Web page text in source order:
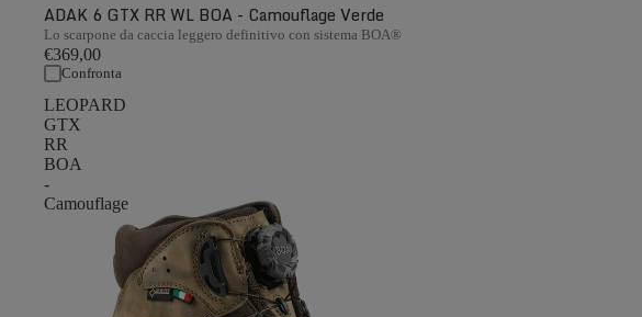
ADAK 6 GTX RR WL BOA - Camouflage Verde
Lo scarpone da caccia leggero definitivo con sistema BOA®
€369,00
Confronta
LEOPARD
GTX
RR
BOA
-
Camouflage